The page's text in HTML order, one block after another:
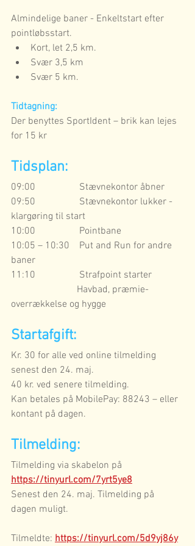
Almindelige baner - Enkeltstart efter
pointløbsstart.
Kort, let 2,5 km.
Svær 3,5 km
Svær 5 km.
Tidtagning:
Der benyttes SportIdent – brik kan lejes
for 15 kr
Tidsplan:
09:00                  Stævnekontor åbner
09:50                  Stævnekontor lukker -
klargøring til start
10:00                  Pointbane
10:05 – 10:30    Put and Run for andre
baner
11:10                  Strafpoint starter
overrækkelse og hygge
Startafgift:
Kr. 30 for alle ved online tilmelding
senest den 24. maj.
40 kr. ved senere tilmelding.
Kan betales på MobilePay: 88243 – eller
kontant på dagen.
Tilmelding:
Tilmelding via skabelon på
https://tinyurl.com/7yrt5ye8
Senest den 24. maj. Tilmelding på
dagen muligt.
Tilmeldte: https://tinyurl.com/5d9yj86y